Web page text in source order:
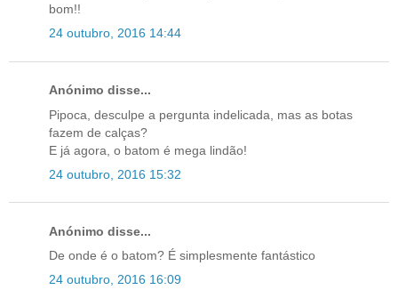
bom!!
24 outubro, 2016 14:44
Anónimo disse...
Pipoca, desculpe a pergunta indelicada, mas as botas
fazem de calças?
E já agora, o batom é mega lindão!
24 outubro, 2016 15:32
Anónimo disse...
De onde é o batom? É simplesmente fantástico
24 outubro, 2016 16:09